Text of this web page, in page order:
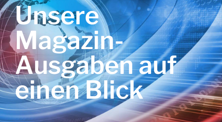
Unsere
Magazin-
Ausgaben auf
einen Blick